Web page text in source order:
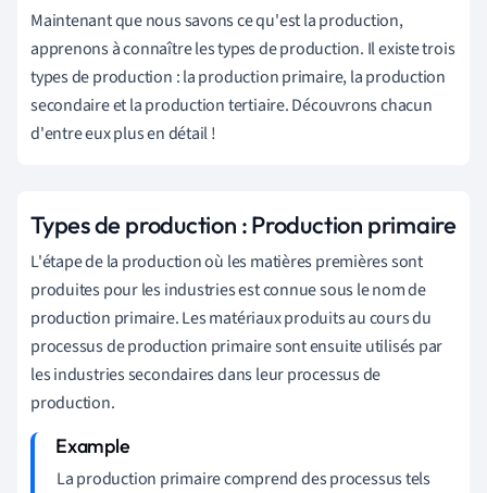
Maintenant que nous savons ce qu'est la production,
apprenons à connaître les types de production. Il existe trois
types de production : la production primaire, la production
secondaire et la production tertiaire. Découvrons chacun
d'entre eux plus en détail !
Types de production : Production primaire
L'étape de la production où les matières premières sont
produites pour les industries est connue sous le nom de
production primaire. Les matériaux produits au cours du
processus de production primaire sont ensuite utilisés par
les industries secondaires dans leur processus de
production.
La production primaire comprend des processus tels